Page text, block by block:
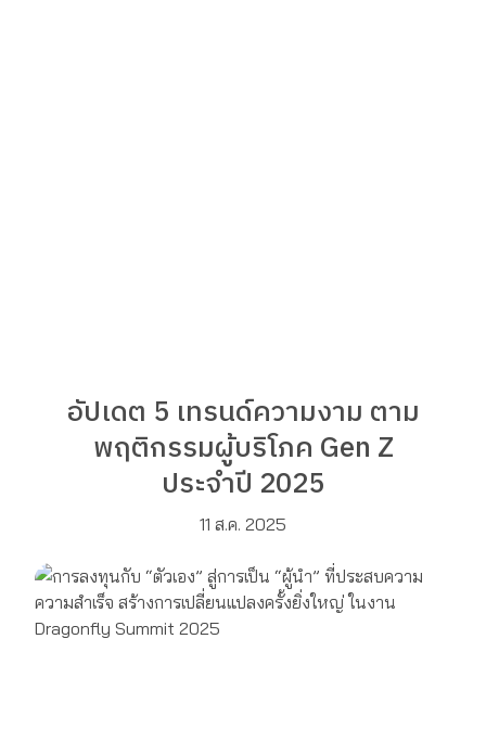
อัปเดต 5 เทรนด์ความงาม ตาม
พฤติกรรมผู้บริโภค Gen Z
ประจำปี 2025
11 ส.ค. 2025